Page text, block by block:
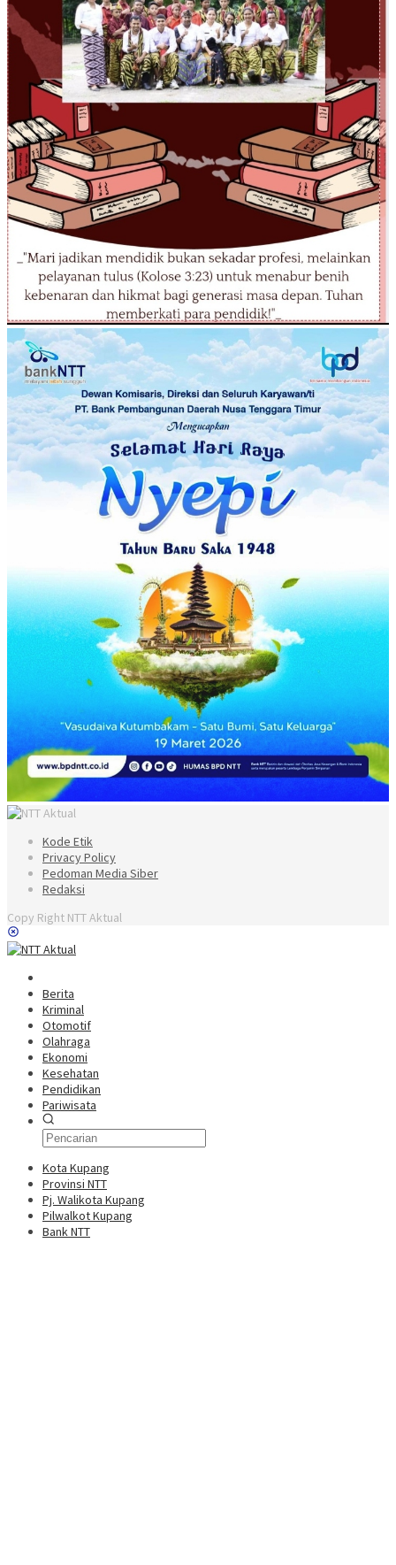
Kode Etik
Privacy Policy
Pedoman Media Siber
Redaksi
Copy Right NTT Aktual
Berita
Kriminal
Otomotif
Olahraga
Ekonomi
Kesehatan
Pendidikan
Pariwisata
Kota Kupang
Provinsi NTT
Pj. Walikota Kupang
Pilwalkot Kupang
Bank NTT